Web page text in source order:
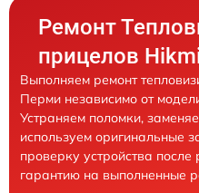
Ремонт
прицелов
Выполняем ремонт
Перми независимо от
Устраняем поломки,
используем оригинальные
проверку устройства
гарантию на выполненные